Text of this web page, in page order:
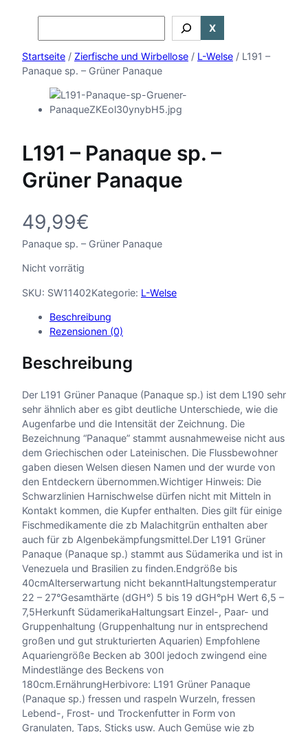
X
Startseite / Zierfische und Wirbellose / L-Welse / L191 –
Panaque sp. – Grüner Panaque
L191 – Panaque sp. –
Grüner Panaque
49,99€
Panaque sp. – Grüner Panaque
Nicht vorrätig
SKU: SW11402Kategorie: L-Welse
Beschreibung
Rezensionen (0)
Beschreibung
Der L191 Grüner Panaque (Panaque sp.) ist dem L190 sehr
sehr ähnlich aber es gibt deutliche Unterschiede, wie die
Augenfarbe und die Intensität der Zeichnung. Die
Bezeichnung “Panaque” stammt ausnahmeweise nicht aus
dem Griechischen oder Lateinischen. Die Flussbewohner
gaben diesen Welsen diesen Namen und der wurde von
den Entdeckern übernommen.Wichtiger Hinweis: Die
Schwarzlinien Harnischwelse dürfen nicht mit Mitteln in
Kontakt kommen, die Kupfer enthalten. Dies gilt für einige
Fischmedikamente die zb Malachitgrün enthalten aber
auch für zb Algenbekämpfungsmittel.Der L191 Grüner
Panaque (Panaque sp.) stammt aus Südamerika und ist in
Venezuela und Brasilien zu finden.Endgröße bis
40cmAlterserwartung nicht bekanntHaltungstemperatur
22 – 27°Gesamthärte (dGH°) 5 bis 19 dGH°pH Wert 6,5 –
7,5Herkunft SüdamerikaHaltungsart Einzel-, Paar- und
Gruppenhaltung (Gruppenhaltung nur in entsprechend
großen und gut strukturierten Aquarien) Empfohlene
Aquariengröße Becken ab 300l jedoch zwingend eine
Mindestlänge des Beckens von
180cm.ErnährungHerbivore: L191 Grüner Panaque
(Panaque sp.) fressen und raspeln Wurzeln, fressen
Lebend-, Frost- und Trockenfutter in Form von
Granulaten, Taps, Sticks usw. Auch Gemüse wie zb